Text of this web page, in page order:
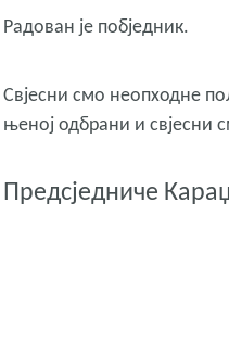
Радован је побједник.
Свјесни смо неопходне
њеној одбрани и свјесни
Предсједниче